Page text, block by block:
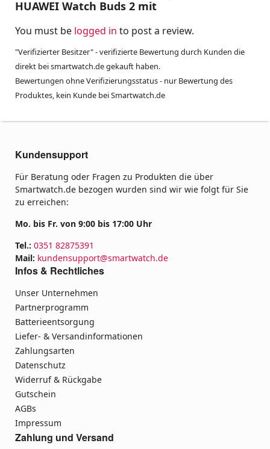
HUAWEI Watch Buds 2 mit
You must be logged in to post a review.
"Verifizierter Besitzer" - verifizierte Bewertung durch Kunden die
direkt bei smartwatch.de gekauft haben.
Bewertungen ohne Verifizierungsstatus - nur Bewertung des
Produktes, kein Kunde bei Smartwatch.de
Kundensupport
Für Beratung oder Fragen zu Produkten die über
Smartwatch.de bezogen wurden sind wir wie folgt für Sie
zu erreichen:
Mo. bis Fr. von 9:00 bis 17:00 Uhr
Tel.: 0351 82875391
Mail: kundensupport@smartwatch.de
Infos & Rechtliches
Unser Unternehmen
Partnerprogramm
Batterieentsorgung
Liefer- & Versandinformationen
Zahlungsarten
Datenschutz
Widerruf & Rückgabe
Gutschein
AGBs
Impressum
Zahlung und Versand